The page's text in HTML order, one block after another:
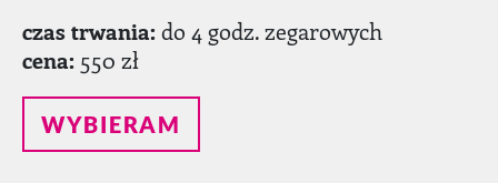
czas trwania:do 4 godz. zegarowych
cena: 550 zł
WYBIERAM